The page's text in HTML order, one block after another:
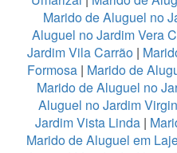
Marido de Aluguel no
Aluguel no Jardim Vera
Jardim Vila Carrão|
Formosa| Marido de
Marido de Aluguel no
Aluguel no Jardim
Jardim Vista Linda |
Marido de Aluguel em